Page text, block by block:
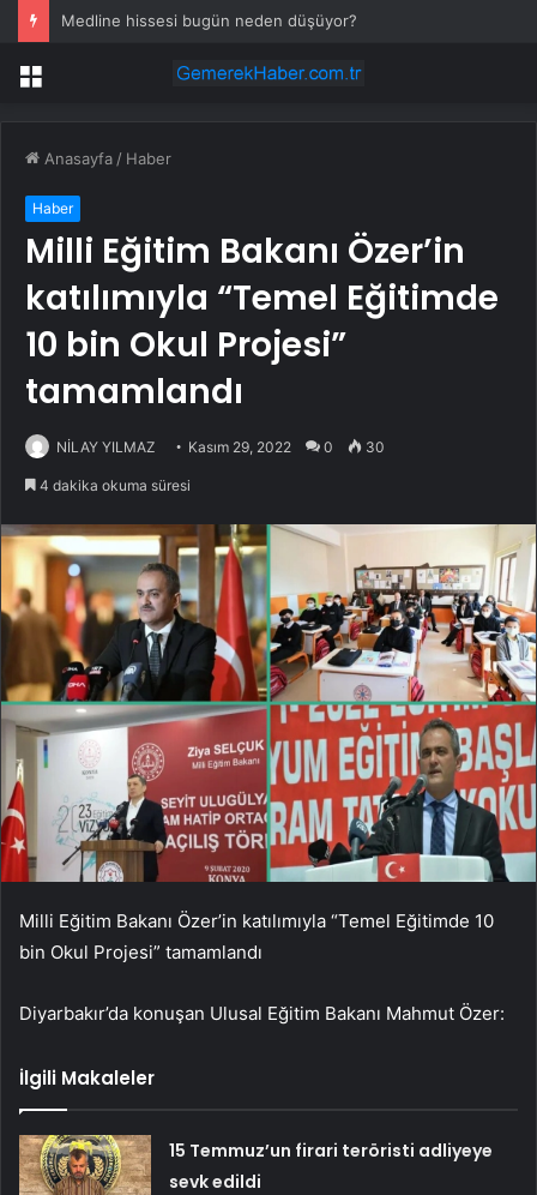
Medline hissesi bugün neden düşüyor?
Menü
Anasayfa / Haber
Haber
Milli Eğitim Bakanı Özer’in
katılımıyla “Temel Eğitimde
10 bin Okul Projesi”
tamamlandı
NİLAY YILMAZ Kasım 29, 2022 0 30
4 dakika okuma süresi
Milli Eğitim Bakanı Özer’in katılımıyla “Temel Eğitimde 10
bin Okul Projesi” tamamlandı
Diyarbakır’da konuşan Ulusal Eğitim Bakanı Mahmut Özer:
İlgili Makaleler
15 Temmuz’un firari teröristi adliyeye
sevk edildi